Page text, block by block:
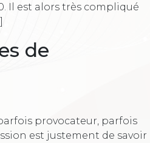
Il est alors très compliqué
de
parfois provocateur, parfois
est justement de savoir